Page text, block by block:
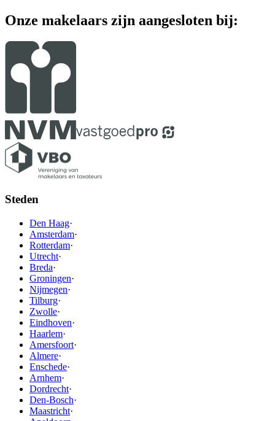
Onze makelaars zijn aangesloten bij:
Steden
Den Haag·
Amsterdam·
Rotterdam·
Utrecht·
Breda·
Groningen·
Nijmegen·
Tilburg·
Zwolle·
Eindhoven·
Haarlem·
Amersfoort·
Almere·
Enschede·
Arnhem·
Dordrecht·
Den-Bosch·
Maastricht·